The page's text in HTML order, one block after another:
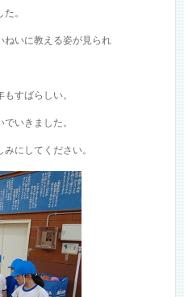
。
ねいに教える姿が見られ
すばらしい。
いきました。
にしてください。